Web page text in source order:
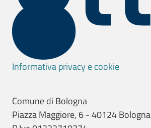
Informativa privacy e cookie
Comune di Bologna
Piazza Maggiore, 6 - 40124 Bologna